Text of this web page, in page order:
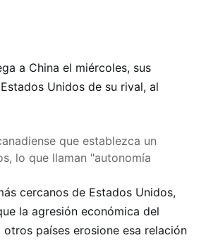
a China el miércoles, sus
Unidos de su rival, al
que establezca un
lo que llaman "autonomía
cercanos de Estados Unidos,
la agresión económica del
países erosione esa relación